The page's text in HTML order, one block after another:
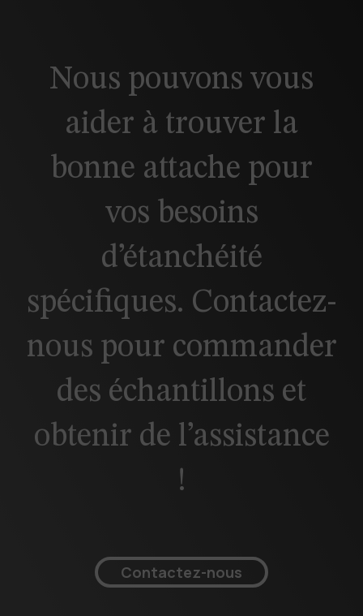
Nous pouvons vous
aider à trouver la
bonne attache pour
vos besoins
d’étanchéité
spécifiques. Contactez-
nous pour commander
des échantillons et
obtenir de l’assistance
!
Contactez-nous